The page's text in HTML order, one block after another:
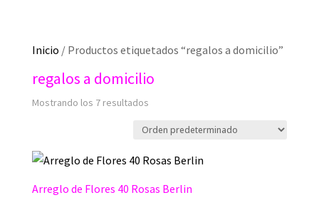
Inicio / Productos etiquetados “regalos a domicilio”
regalos a domicilio
Mostrando los 7 resultados
Arreglo de Flores 40 Rosas Berlin